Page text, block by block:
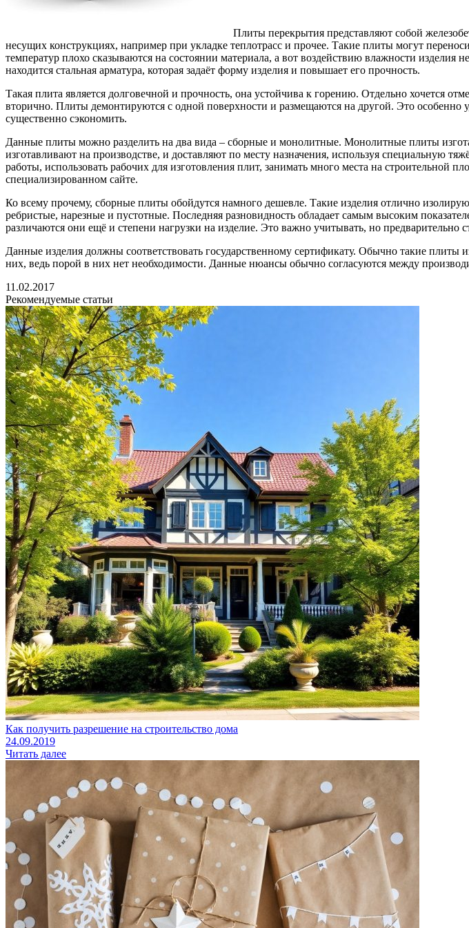
Плиты перекрытия представляют собой
несущих конструкциях, например при укладке теплотрасс и прочее. Такие плиты могут
температур плохо сказываются на состоянии материала, а вот воздействию влажности изделия
находится стальная арматура, которая задаёт форму изделия и повышает его прочность.
Такая плита является долговечной и прочность, она устойчива к горению. Отдельно хочется
вторично. Плиты демонтируются с одной поверхности и размещаются на другой. Это особенно
существенно сэкономить.
Данные плиты можно разделить на два вида – сборные и монолитные. Монолитные плиты
изготавливают на производстве, и доставляют по месту назначения, используя специальную
работы, использовать рабочих для изготовления плит, занимать много места на строительной
специализированном сайте.
Ко всему прочему, сборные плиты обойдутся намного дешевле. Такие изделия отлично
ребристые, нарезные и пустотные. Последняя разновидность обладает самым высоким
различаются они ещё и степени нагрузки на изделие. Это важно учитывать, но предварительно
Данные изделия должны соответствовать государственному сертификату. Обычно такие
них, ведь порой в них нет необходимости. Данные нюансы обычно согласуются между
11.02.2017
Рекомендуемые статьи
Как получить разрешение на строительство дома
24.09.2019
Читать далее